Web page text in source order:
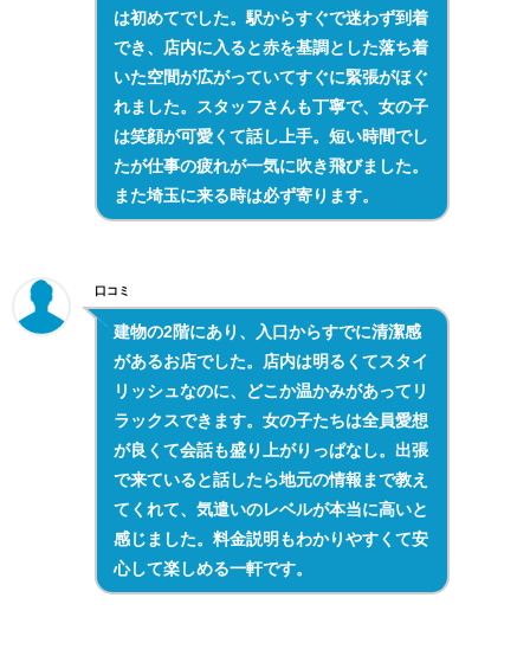
は初めてでした。駅からすぐで迷わず到着
でき、店内に入ると赤を基調とした落ち着
いた空間が広がっていてすぐに緊張がほぐ
れました。スタッフさんも丁寧で、女の子
は笑顔が可愛くて話し上手。短い時間でし
たが仕事の疲れが一気に吹き飛びました。
また埼玉に来る時は必ず寄ります。
口コミ
建物の2階にあり、入口からすでに清潔感
があるお店でした。店内は明るくてスタイ
リッシュなのに、どこか温かみがあってリ
ラックスできます。女の子たちは全員愛想
が良くて会話も盛り上がりっぱなし。出張
で来ていると話したら地元の情報まで教え
てくれて、気遣いのレベルが本当に高いと
感じました。料金説明もわかりやすくて安
心して楽しめる一軒です。